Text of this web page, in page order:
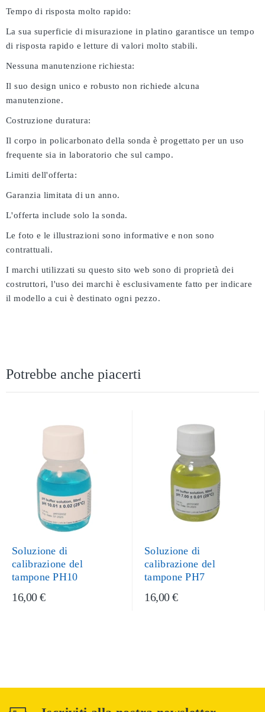
Tempo di risposta molto rapido:
La sua superficie di misurazione in platino garantisce un tempo
di risposta rapido e letture di valori molto stabili.
Nessuna manutenzione richiesta:
Il suo design unico e robusto non richiede alcuna
manutenzione.
Costruzione duratura:
Il corpo in policarbonato della sonda è progettato per un uso
frequente sia in laboratorio che sul campo.
Limiti dell'offerta:
Garanzia limitata di un anno.
L'offerta include solo la sonda.
Le foto e le illustrazioni sono informative e non sono
contrattuali.
I marchi utilizzati su questo sito web sono di proprietà dei
costruttori, l'uso dei marchi è esclusivamente fatto per indicare
il modello a cui è destinato ogni pezzo.
Potrebbe anche piacerti
Soluzione di
calibrazione del
tampone PH10
16,00 €
Soluzione di
calibrazione del
tampone PH7
16,00 €